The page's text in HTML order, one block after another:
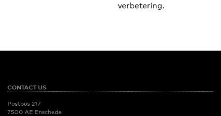
verbetering.
CONTACT US
Postbus 217
7500 AE Enschede